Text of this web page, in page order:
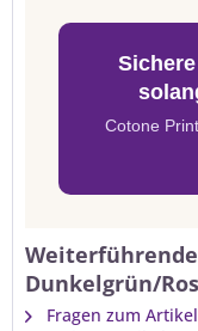
Cotone
Dunkelgrün/
Fragen zum